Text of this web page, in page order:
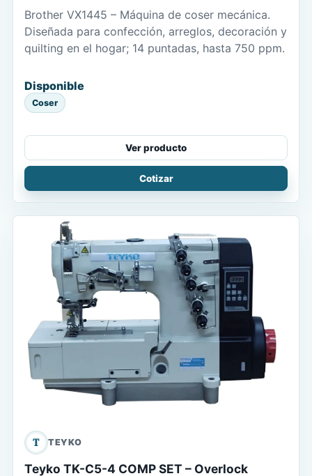
Brother VX1445 – Máquina de coser mecánica.
Diseñada para confección, arreglos, decoración y
quilting en el hogar; 14 puntadas, hasta 750 ppm.
Disponible
Coser
Ver producto
Cotizar
T TEYKO
Teyko TK-C5-4 COMP SET – Overlock